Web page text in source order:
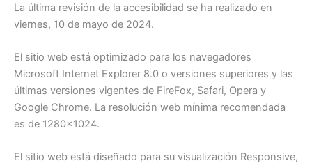
La última revisión de la accesibilidad se ha realizado en
viernes, 10 de mayo de 2024.
El sitio web está optimizado para los navegadores
Microsoft Internet Explorer 8.0 o versiones superiores y las
últimas versiones vigentes de FireFox, Safari, Opera y
Google Chrome. La resolución web mínima recomendada
es de 1280×1024.
El sitio web está diseñado para su visualización Responsive,